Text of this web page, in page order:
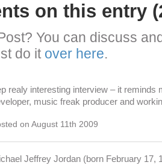
on this entry
You can discuss
do it over here.
realy interesting interview – it reminds
music freak producer and
on August 11th 2009
Jeffrey Jordan (born February 17,